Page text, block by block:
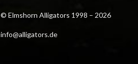
© Elmshorn Alligators 1998 – 2026
info@alligators.de